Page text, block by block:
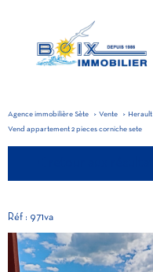
Agence immobilière Sète Vente Herault
Vend appartement 2 pieces corniche sete
Réf : 971va